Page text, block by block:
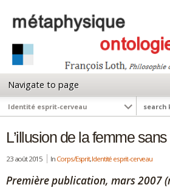
L’illusion de la femme
23 août 2015 In Corps/Esprit,Identité esprit-cerveau
Première publication, mars 2007